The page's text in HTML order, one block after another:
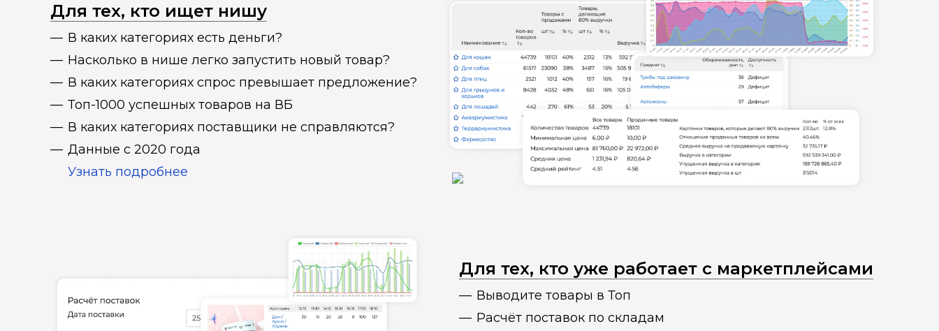
Для тех, кто ищет нишу
В каких категориях есть деньги?
Насколько в нише легко запустить новый товар?
В каких категориях спрос превышает предложение?
Топ-1000 успешных товаров на ВБ
В каких категориях поставщики не справляются?
Данные с 2020 года
Узнать подробнее
Для тех, кто уже работает с маркетплейсами
Выводите товары в Топ
Расчёт поставок по складам